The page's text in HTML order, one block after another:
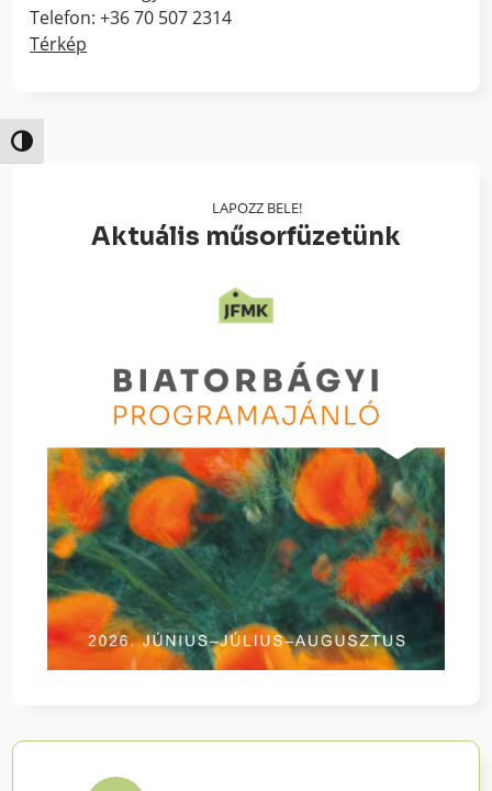
Nagy kontraszt váltása
Telefon: +36 70 507 2314
Térkép
LAPOZZ BELE!
Aktuális műsorfüzetünk